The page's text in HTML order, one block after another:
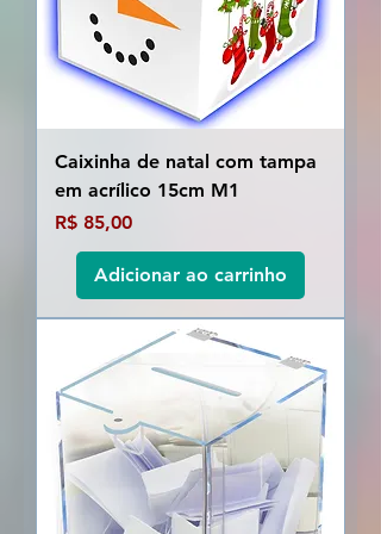
Caixinha de natal com tampa
em acrílico 15cm M1
Preço
R$ 85,00
Adicionar ao carrinho